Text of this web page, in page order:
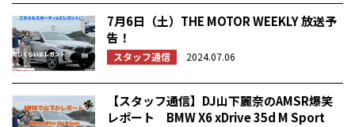
7月6日（土）THE MOTOR WEEKLY 放送予
告！
スタッフ通信 2024.07.06
【スタッフ通信】DJ山下麗奈のAMSR爆笑
レポート BMW X6 xDrive 35d M Sport